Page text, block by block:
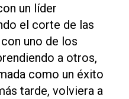
un líder
el corte de las
uno de los
a otros,
como un éxito
tarde, volviera a